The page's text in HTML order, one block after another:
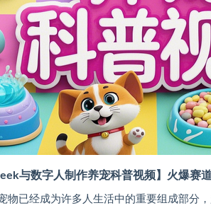
与数字人制作养宠科普视频】火爆赛
物已经成为许多人生活中的重要组成部分